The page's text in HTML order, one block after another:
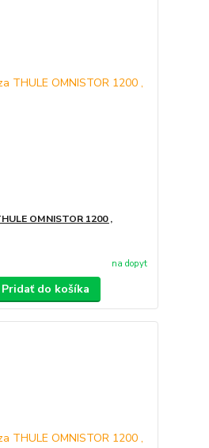
OMNISTOR 1200 ,
na dopyt
Pridať do košíka